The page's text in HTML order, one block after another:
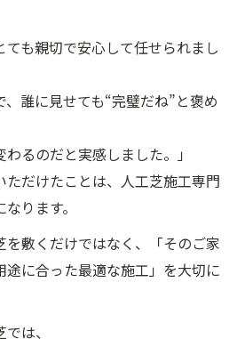
ても親切で安心して任せられまし
誰に見せても“完璧だね”と褒め
るのだと実感しました。」
ただけたことは、人工芝施工専門
ります。
を敷くだけではなく、「そのご家
に合った最適な施工」を大切に
は、